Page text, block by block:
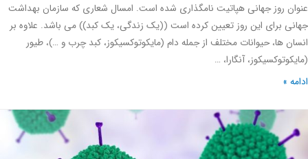
روز جهانی هپاتیت نامگذاری شده است. امسال شعاری که سازمان بهداشت
برای این روز تعیین کرده است ((یک زندگی، یک کبد)) می باشد. علاوه بر
ها، حیوانات مختلف از جمله دام (مایکوتوکسیکوز، کبد چرب و …)، طیور
آنگارا، …
»